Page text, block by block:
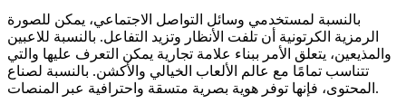
بالنسبة لمستخدمي وسائل التواصل الاجتماعي، يمكن للصورة
الرمزية الكرتونية أن تلفت الأنظار وتزيد التفاعل. بالنسبة للاعبين
والمذيعين، يتعلق الأمر ببناء علامة تجارية يمكن التعرف عليها والتي
تتناسب تمامًا مع عالم الألعاب الخيالي والأكشن. بالنسبة لصناع
المحتوى، فإنها توفر هوية بصرية متسقة واحترافية عبر المنصات.